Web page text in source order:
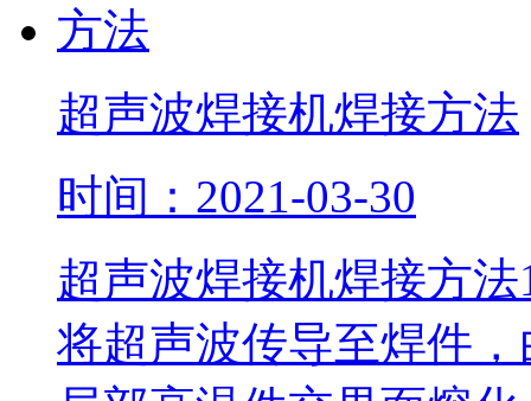
超声波焊接机焊接方法
时间：2021-03-30
超声波焊接机焊接方
将超声波传导至焊件